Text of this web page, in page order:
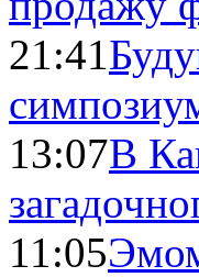
21:41
13:07В
11:05